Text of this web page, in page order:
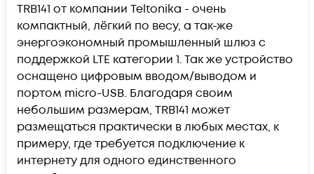
TRB141 от компании Teltonika - очень
компактный, лёгкий по весу, а так-же
энергоэкономный промышленный шлюз с
поддержкой LTE категории 1. Так же устройство
оснащено цифровым вводом/выводом и
портом micro-USB. Благодаря своим
небольшим размерам, TRB141 может
размещаться практически в любых местах, к
примеру, где требуется подключение к
интернету для одного единственного